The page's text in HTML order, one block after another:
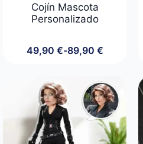
Cojín Mascota
Personalizado
49,90 €-89,90 €
Rango
desde
49,90 €
hasta
89,90 €